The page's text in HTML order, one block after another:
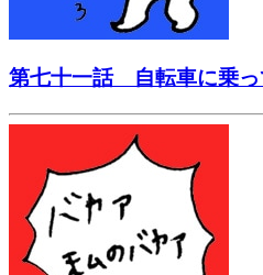
第七十一話 自転車に乗っ